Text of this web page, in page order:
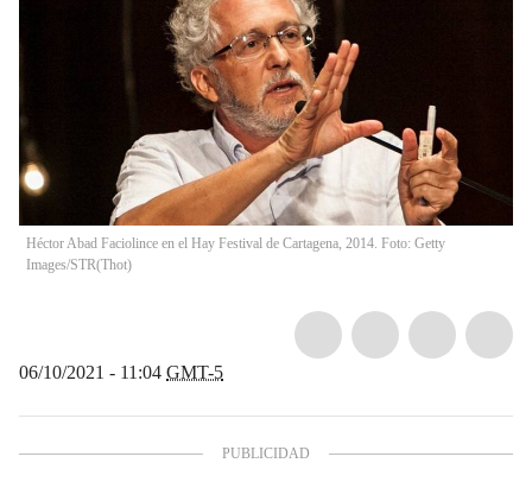
Héctor Abad Faciolince en el Hay Festival de Cartagena, 2014. Foto: Getty
Images/STR(Thot)
06/10/2021 - 11:04 GMT-5